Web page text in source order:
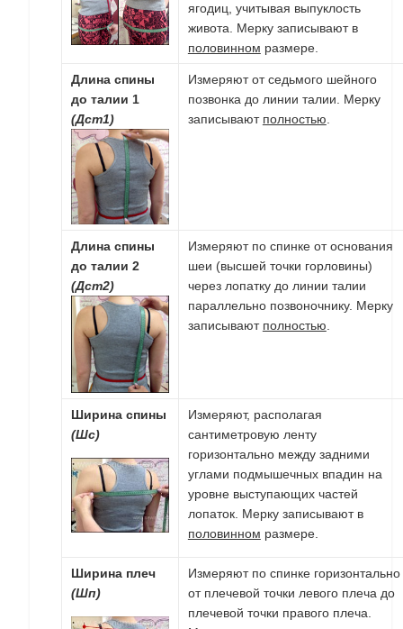
ягодиц, учитывая выпуклость
живота. Мерку записывают в
половинном размере.
Длина спины
до талии 1
(Дст1)
Измеряют от седьмого шейного
позвонка до линии талии. Мерку
записывают полностью.
Длина спины
до талии 2
(Дст2)
Измеряют по спинке от основания
шеи (высшей точки горловины)
через лопатку до линии талии
параллельно позвоночнику. Мерку
записывают полностью.
Ширина спины
(Шс)
Измеряют, располагая
сантиметровую ленту
горизонтально между задними
углами подмышечных впадин на
уровне выступающих частей
лопаток. Мерку записывают в
половинном размере.
Ширина плеч
(Шп)
Измеряют по спинке горизонтально
от плечевой точки левого плеча до
плечевой точки правого плеча.